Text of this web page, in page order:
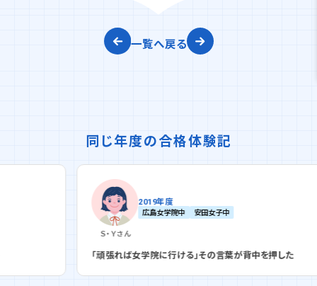
一覧へ戻る
同じ年度の合格体験記
2019年度
広島女学院中 安田女子中
「頑張れば女学院に行ける」その言葉が背中を押した